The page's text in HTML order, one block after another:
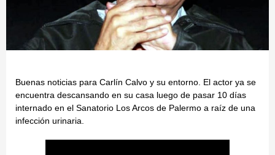
Buenas noticias para Carlín Calvo y su entorno. El actor ya se
encuentra descansando en su casa luego de pasar 10 días
internado en el Sanatorio Los Arcos de Palermo a raíz de una
infección urinaria.